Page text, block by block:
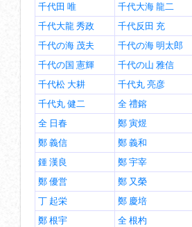
千代田 唯
千代大海 龍二
千代大龍 秀政
千代反田 充
千代の海 茂夫
千代の海 明太郎
千代の国 憲輝
千代の山 雅信
千代松 大耕
千代丸 亮彦
千代丸 健二
全 禮鎔
全 日春
鄭 寅煜
鄭 義信
鄭 義和
鍾 漢良
鄭 宇宰
鄭 優営
鄭 又榮
丁 起栄
鄭 慶培
鄭 根宇
全 根杓